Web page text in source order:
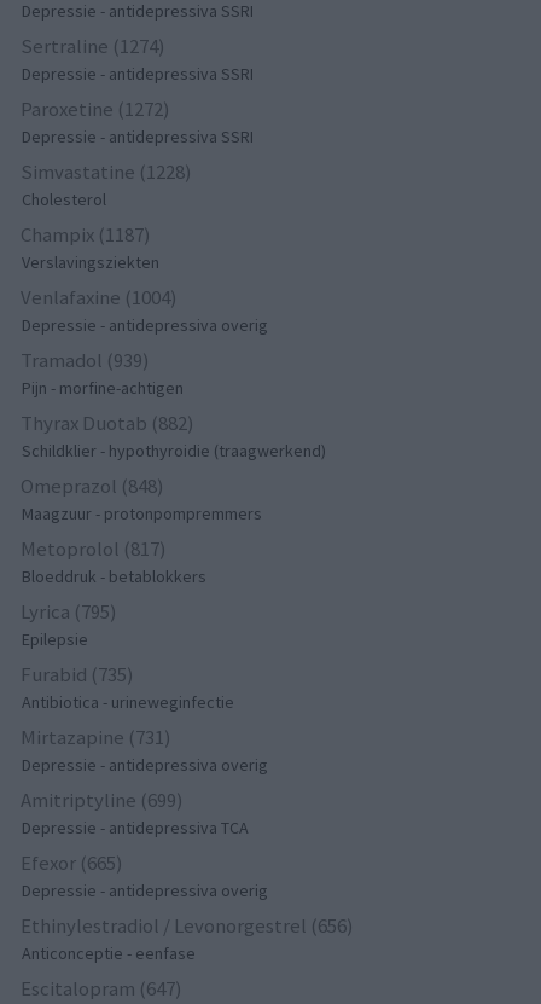
Depressie - antidepressiva SSRI
Sertraline (1274)
Depressie - antidepressiva SSRI
Paroxetine (1272)
Depressie - antidepressiva SSRI
Simvastatine (1228)
Cholesterol
Champix (1187)
Verslavingsziekten
Venlafaxine (1004)
Depressie - antidepressiva overig
Tramadol (939)
Pijn - morfine-achtigen
Thyrax Duotab (882)
Schildklier - hypothyroidie (traagwerkend)
Omeprazol (848)
Maagzuur - protonpompremmers
Metoprolol (817)
Bloeddruk - betablokkers
Lyrica (795)
Epilepsie
Furabid (735)
Antibiotica - urineweginfectie
Mirtazapine (731)
Depressie - antidepressiva overig
Amitriptyline (699)
Depressie - antidepressiva TCA
Efexor (665)
Depressie - antidepressiva overig
Ethinylestradiol / Levonorgestrel (656)
Anticonceptie - eenfase
Escitalopram (647)